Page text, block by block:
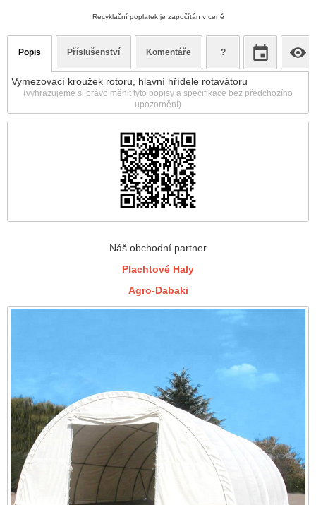
Náš obchodní partner
Plachtové Haly
Agro-Dabaki
Recyklační poplatek je započítán v ceně
Popis Příslušenství Komentáře ?
Vymezovací kroužek rotoru, hlavní hřídele rotavátoru
(vyhrazujeme si právo měnit tyto popisy a specifikace bez předchozího
upozornění)